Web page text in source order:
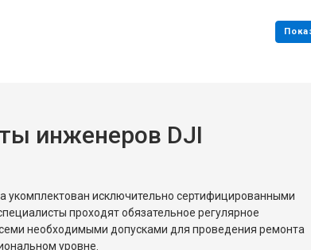
инженеров DJI
укомплектован исключительно сертифицированными
проходят обязательное регулярное
необходимыми допусками для проведения ремонта
уровне.